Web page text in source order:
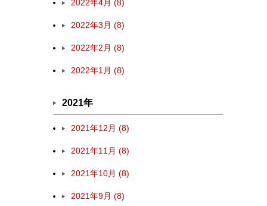
2022年4月 (8)
2022年3月 (8)
2022年2月 (8)
2022年1月 (8)
2021年
2021年12月 (8)
2021年11月 (8)
2021年10月 (8)
2021年9月 (8)